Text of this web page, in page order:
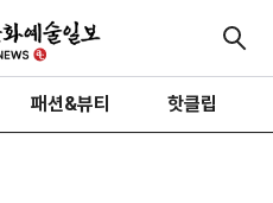
패션&뷰티 핫클립